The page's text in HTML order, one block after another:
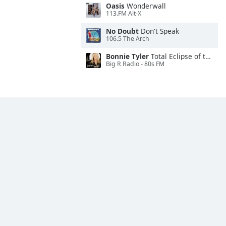
Oasis Wonderwall
113.FM Alt-X
No Doubt Don't Speak
106.5 The Arch
Bonnie Tyler Total Eclipse of the Heart
Big R Radio - 80s FM